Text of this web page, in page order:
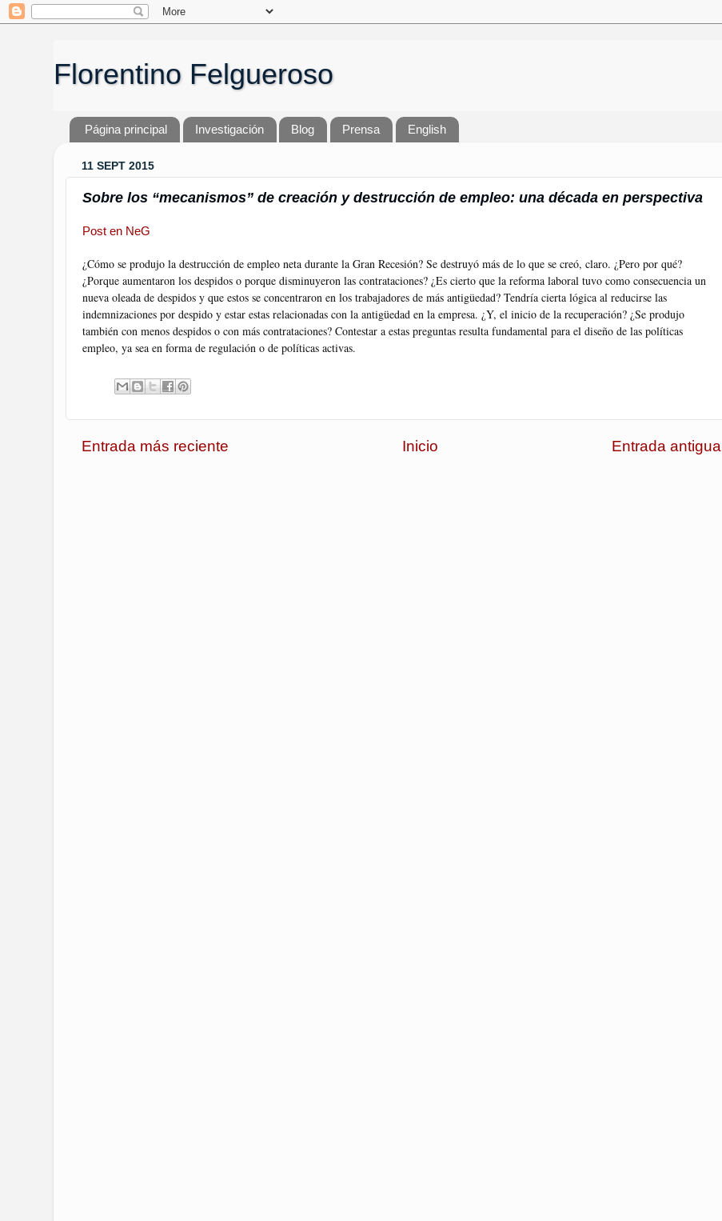
Florentino Felgueroso
Página principal Investigación Blog Prensa English
11 SEPT 2015
Sobre los “mecanismos” de creación y destrucción de empleo: una década en perspectiva
Post en NeG
¿Cómo se produjo la destrucción de empleo neta durante la Gran Recesión? Se destruyó más de lo que se creó, claro. ¿Pero por qué?
¿Porque aumentaron los despidos o porque disminuyeron las contrataciones? ¿Es cierto que la reforma laboral tuvo como consecuencia un
nueva oleada de despidos y que estos se concentraron en los trabajadores de más antigüedad? Tendría cierta lógica al reducirse las
indemnizaciones por despido y estar estas relacionadas con la antigüedad en la empresa. ¿Y, el inicio de la recuperación? ¿Se produjo
también con menos despidos o con más contrataciones? Contestar a estas preguntas resulta fundamental para el diseño de las políticas
empleo, ya sea en forma de regulación o de políticas activas.
Entrada más reciente Entrada antigua
Inicio